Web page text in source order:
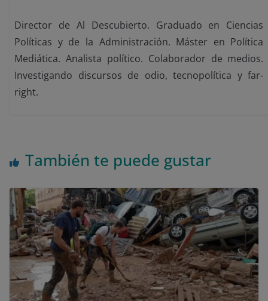
Director de Al Descubierto. Graduado en Ciencias
Políticas y de la Administración. Máster en Política
Mediática. Analista político. Colaborador de medios.
Investigando discursos de odio, tecnopolítica y far-
right.
También te puede gustar